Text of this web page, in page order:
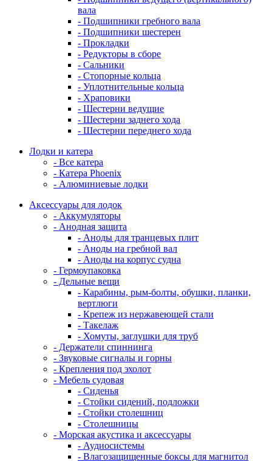
вала
- Подшипники гребного вала
- Подшипники шестерен
- Прокладки
- Редукторы в сборе
- Сальники
- Стопорные кольца
- Уплотнительные кольца
- Храповики
- Шестерни ведущие
- Шестерни заднего хода
- Шестерни переднего хода
Лодки и катера
- Все катера
- Катера Phoenix
- Алюминиевые лодки
Аксессуары для лодок
- Аккумуляторы
- Анодная защита
- Аноды для транцевых плит
- Аноды на гребной вал
- Аноды на корпус судна
- Гермоупаковка
- Дельные вещи
- Карабины, рым-болты, обушки, планки,
вертлюги
- Крепеж из нержавеющей стали
- Такелаж
- Хомуты, заглушки для труб
- Держатели спиннинга
- Звуковые сигналы и горны
- Крепления под эхолот
- Мебель судовая
- Сиденья
- Стойки сидений, подложки
- Стойки столешниц
- Столешницы
- Морская акустика и аксессуары
- Аудиосистемы
- Влагозащищенные боксы для магнитол